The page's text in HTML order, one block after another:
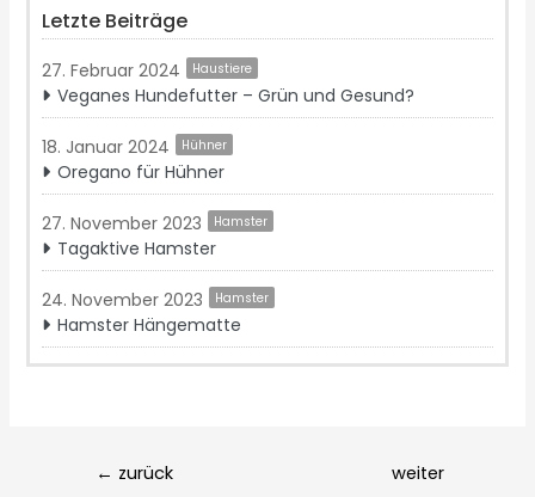
Letzte Beiträge
27. Februar 2024 Haustiere
Veganes Hundefutter – Grün und Gesund?
18. Januar 2024 Hühner
Oregano für Hühner
27. November 2023 Hamster
Tagaktive Hamster
24. November 2023 Hamster
Hamster Hängematte
← zurück
weiter